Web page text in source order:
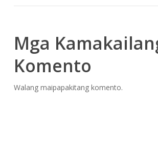
Mga
Komento
Walang maipapakitang komento.